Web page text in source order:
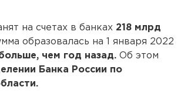
на счетах в банках 218 млрд
образовалась на 1 января 2022
чем год назад. Об этом
Банка России по